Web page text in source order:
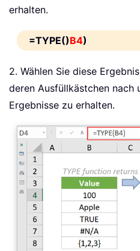
erhalten.
=TYPE()B4)
2. Wählen Sie diese
deren Ausfüllkästchen nach
Ergebnisse zu erhalten.